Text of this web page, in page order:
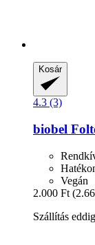
Kosár
4.3 (3)
biobel
Vegán
2.000 Ft
Szállítás